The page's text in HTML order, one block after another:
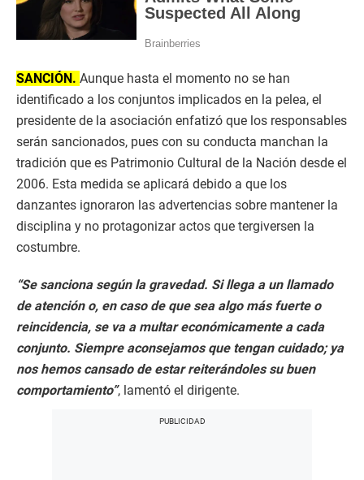
SANCIÓN. Aunque hasta el momento no se han
identificado a los conjuntos implicados en la pelea, el
presidente de la asociación enfatizó que los responsables
serán sancionados, pues con su conducta manchan la
tradición que es Patrimonio Cultural de la Nación desde el
2006. Esta medida se aplicará debido a que los
danzantes ignoraron las advertencias sobre mantener la
disciplina y no protagonizar actos que tergiversen la
costumbre.
“Se sanciona según la gravedad. Si llega a un llamado
de atención o, en caso de que sea algo más fuerte o
reincidencia, se va a multar económicamente a cada
conjunto. Siempre aconsejamos que tengan cuidado; ya
nos hemos cansado de estar reiterándoles su buen
comportamiento”, lamentó el dirigente.